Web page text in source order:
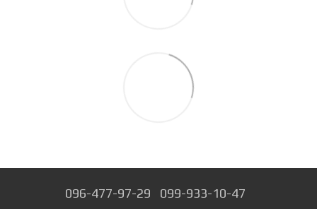
096-477-97-29 099-933-10-47